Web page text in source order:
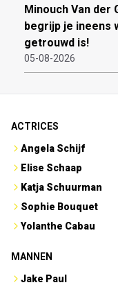
Minouch Van der
begrijp je ineens
getrouwd is!
05-08-2026
ACTRICES
Angela Schijf
Elise Schaap
Katja Schuurman
Sophie Bouquet
Yolanthe Cabau
MANNEN
Jake Paul